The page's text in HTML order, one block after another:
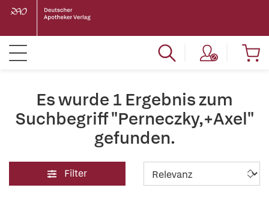
Es wurde 1 Ergebnis zum
Suchbegriff "Perneczky,+Axel"
gefunden.
Filter